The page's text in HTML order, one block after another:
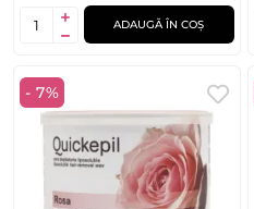
ADAUGĂ ÎN COȘ
- 7%